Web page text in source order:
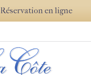
Réservation en ligne